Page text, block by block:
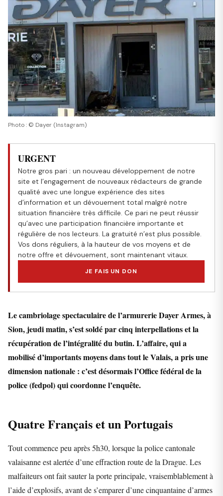
Photo : © Dayer (Instagram)
URGENT
Notre gros pari : un nouveau développement de notre
site et l’engagement de nouveaux rédacteurs de grande
qualité avec une longue expérience des sites
d’information et un dévouement total malgré notre
situation financière très difficile. Ce pari ne peut réussir
qu’avec une participation financière importante et
régulière de nos lecteurs. La gratuité n’est plus possible.
Vos dons réguliers, à la hauteur de vos moyens et de
notre offre et dévouement, sont maintenant vitaux.
JE FAIS UN DON
Le cambriolage spectaculaire de l’armurerie Dayer Armes, à
Sion, jeudi matin, s’est soldé par cinq interpellations et la
récupération de l’intégralité du butin. L’affaire, qui a
mobilisé d’importants moyens dans tout le Valais, a pris une
dimension nationale : c’est désormais l’Office fédéral de la
police (fedpol) qui coordonne l’enquête.
Quatre Français et un Portugais
Tout commence peu après 5h30, lorsque la police cantonale
valaisanne est alertée d’une effraction route de la Drague. Les
malfaiteurs ont fait sauter la porte principale, vraisemblablement à
l’aide d’explosifs, avant de s’emparer d’une cinquantaine d’armes